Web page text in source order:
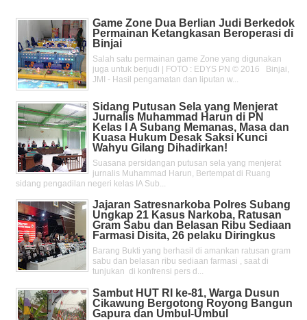
Game Zone Dua Berlian Judi Berkedok
Permainan Ketangkasan Beroperasi di
Binjai
Salah satu permainan game Zone yang digunakan
juga untuk berjudi | FOTO : EDYS PN © 2016 Binjai,
JMI - Hasil pengamatan dan liputan w...
Sidang Putusan Sela yang Menjerat
Jurnalis Muhammad Harun di PN
Kelas l A Subang Memanas, Masa dan
Kuasa Hukum Desak Saksi Kunci
Wahyu Gilang Dihadirkan!
Suasana persidangan putusan sela yang menjerat
jurnalis Muhammad Harun, Bertempat di Ruang
sidang pengadilan negeri kelas IA Sub...
Jajaran Satresnarkoba Polres Subang
Ungkap 21 Kasus Narkoba, Ratusan
Gram Sabu dan Belasan Ribu Sediaan
Farmasi Disita, 26 pelaku Diringkus
Barang Bukti yang berhasil di amankan ratusan gram
sabu dan belasan ribu sediaan farmasi , saat di
tunjukan di konfrensi pers d...
Sambut HUT RI ke-81, Warga Dusun
Cikawung Bergotong Royong Bangun
Gapura dan Umbul-Umbul